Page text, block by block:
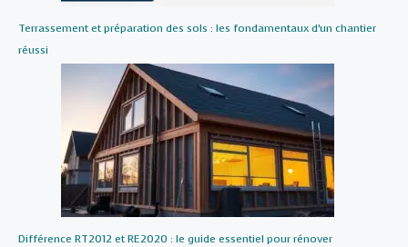
Terrassement et préparation des sols : les fondamentaux d’un chantier
réussi
Différence RT2012 et RE2020 : le guide essentiel pour rénover